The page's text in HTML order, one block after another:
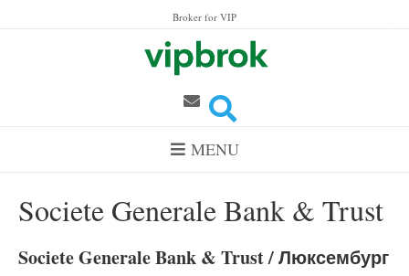
Broker for VIP
MENU
Societe Generale Bank & Trust
Societe Generale Bank & Trust / Люксембург